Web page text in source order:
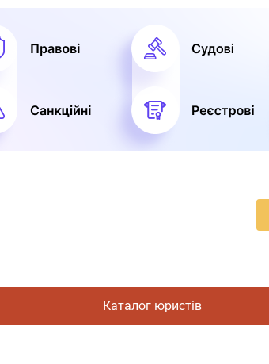
Каталог юристів